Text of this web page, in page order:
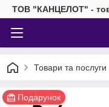
ТОВ "КАНЦЕЛОТ" -
Товари та послуги
Подарунок